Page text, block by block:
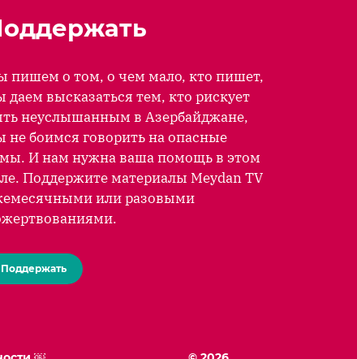
пишем о том, о чем мало, кто пишет,
даем высказаться тем, кто рискует
неуслышанным в Азербайджане,
не боимся говорить на опасные
И нам нужна ваша помощь в этом
Поддержите материалы Meydan TV
или разовыми
Поддержать